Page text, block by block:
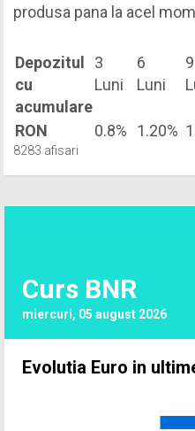
produsa pana la acel
Depozitul
cu
acumulare
3
Luni
6
Luni
9
RON 0.8% 1.20%
8283 afisari
Curs BNR
miercuri, 05 august 2026
Evolutia Euro in